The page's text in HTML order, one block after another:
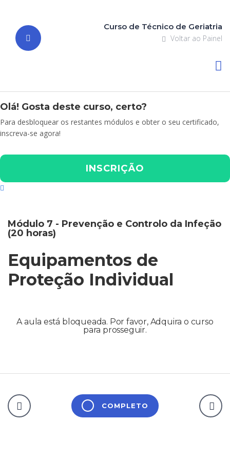
Curso de Técnico de Geriatria
Voltar ao Painel
Olá! Gosta deste curso, certo?
Para desbloquear os restantes módulos e obter o seu certificado,
inscreva-se agora!
INSCRIÇÃO
Módulo 7 - Prevenção e Controlo da Infeção
(20 horas)
Equipamentos de
Proteção Individual
A aula está bloqueada. Por favor, Adquira o curso
para prosseguir.
COMPLETO